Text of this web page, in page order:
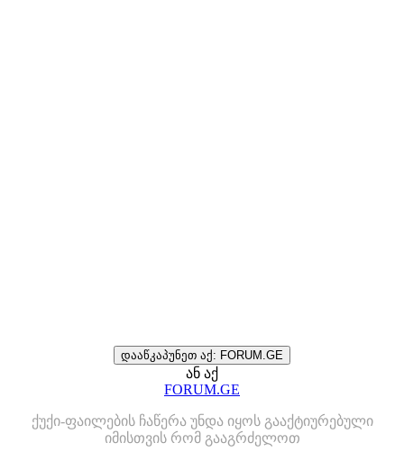
დააწკაპუნეთ აქ: FORUM.GE
ან აქ
FORUM.GE
ქუქი-ფაილების ჩაწერა უნდა იყოს გააქტიურებული
იმისთვის რომ გააგრძელოთ